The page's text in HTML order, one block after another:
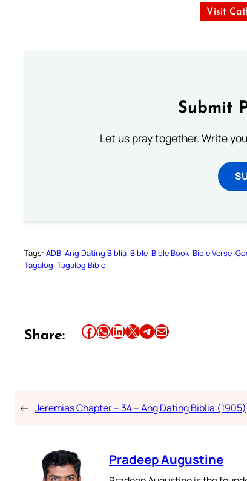
Visit
Submit
Let us pray together. Write
Tags: ADB Ang Dating Biblia Bible Bible Book Bible Verse
Tagalog Tagalog Bible
Share: Share this article on Facebook Share this article on WhatsApp Share this article on LinkedIn Share this article on X Share this article on TelegramEmail this Article
← Jeremias Chapter – 34 – Ang Dating Biblia (1905)
Pradeep Augustine